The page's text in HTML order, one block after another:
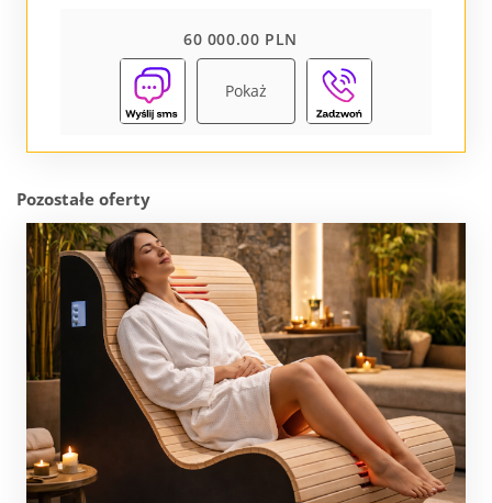
60 000.00 PLN
Pokaż
Pozostałe oferty